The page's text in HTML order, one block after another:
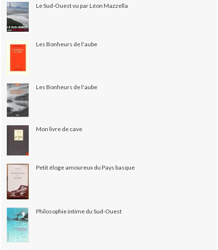
Le Sud-Ouest vu par Léon Mazzella
Les Bonheurs de l'aube
Les Bonheurs de l'aube
Mon livre de cave
Petit éloge amoureux du Pays basque
Philosophie intime du Sud-Ouest